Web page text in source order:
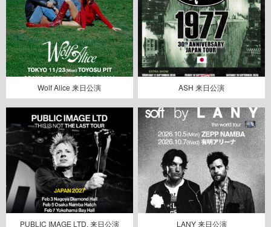
Wolf Alice 来日公演 ASH 来日公演
PUBLIC IMAGE LTD. 来日公演 LANY 来日公演